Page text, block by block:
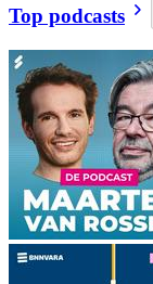
Top podcasts